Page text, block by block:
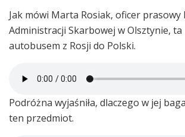
Jak mówi Marta Rosiak, oficer prasowy
Administracji Skarbowej w Olsztynie, ta
autobusem z Rosji do Polski.
Podróżna wyjaśniła, dlaczego w jej
ten przedmiot.